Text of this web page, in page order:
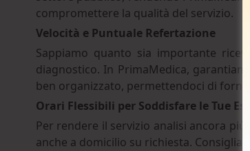
compromettere la qualità del servizio.
Velocità e Puntuale Refertazione
Sappiamo quanto sia importante
diagnostico. In PrimaMedica,
ben organizzato, permettendoci di
Orari Flessibili per Soddisfare le Tue
Per rendere il servizio analisi ancora
anche a domicilio su richiesta.